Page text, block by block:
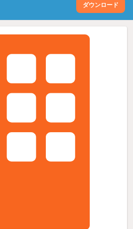
ダウンロード